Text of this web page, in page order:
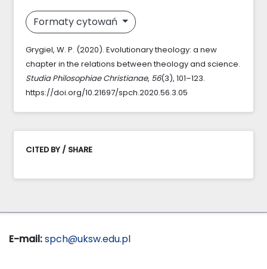
Formaty cytowań
Grygiel, W. P. (2020). Evolutionary theology: a new
chapter in the relations between theology and science.
Studia Philosophiae Christianae, 56(3), 101–123.
https://doi.org/10.21697/spch.2020.56.3.05
CITED BY / SHARE
E-mail:spch@uksw.edu.pl